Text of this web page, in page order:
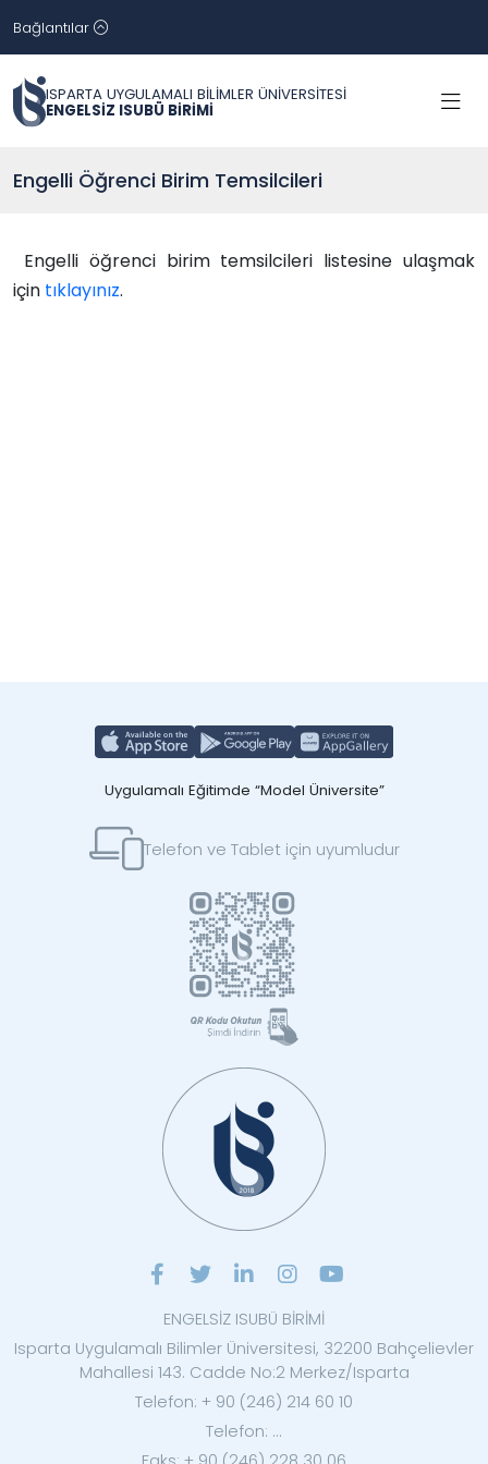
Bağlantılar
ISPARTA UYGULAMALI BİLİMLER ÜNİVERSİTESİ
ENGELSİZ ISUBÜ BİRİMİ
Engelli Öğrenci Birim Temsilcileri
Engelli öğrenci birim temsilcileri listesine ulaşmak
için tıklayınız.
Uygulamalı Eğitimde “Model Üniversite”
Telefon ve Tablet için uyumludur
ENGELSİZ ISUBÜ BİRİMİ
Isparta Uygulamalı Bilimler Üniversitesi, 32200 Bahçelievler
Mahallesi 143. Cadde No:2 Merkez/Isparta
Telefon: + 90 (246) 214 60 10
Telefon: ...